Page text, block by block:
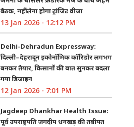
बैठक, नहीं लेना होगा ट्रांजिट वीजा
13 Jan 2026 - 12:12 PM
Delhi-Dehradun Expressway:
दिल्ली–देहरादून इकोनॉमिक कॉरिडोर लगभग
बनकर तैयार, किसानों की बात सुनकर बदला
गया डिजाइन
12 Jan 2026 - 7:01 PM
Jagdeep Dhankhar Health Issue:
पूर्व उपराष्ट्रपति जगदीप धनखड़ की तबीयत